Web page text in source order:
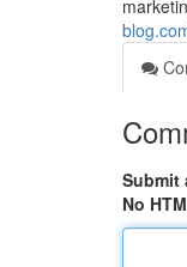
Submit
No